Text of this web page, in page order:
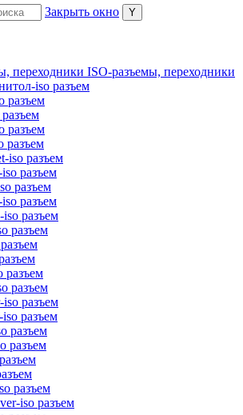
Закрыть окно
ISO-разъемы, переходники
iso разъем
разъем
разъем
разъем
iso разъем
разъем
разъем
разъем
iso разъем
разъем
разъем
разъем
разъем
разъем
разъем
разъем
разъем
iso разъем